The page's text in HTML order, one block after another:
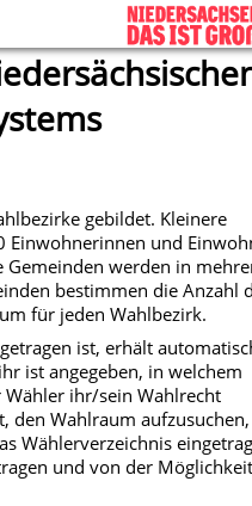
gebildet. Kleinere
Einwohnerinnen und
Gemeinden werden in
bestimmen die Anzahl
für jeden Wahlbezirk.
ist, erhält
ist angegeben, in welchem
ihr/sein Wahlrecht
den Wahlraum
Wählerverzeichnis
und von der